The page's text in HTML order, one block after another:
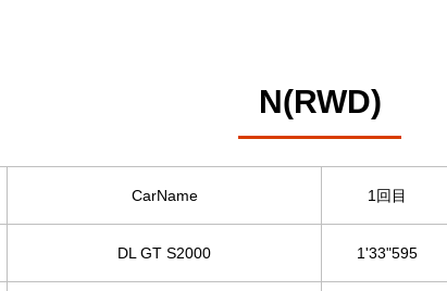
N(RWD)
CarName 1回目
DL GT S2000 1'33"595